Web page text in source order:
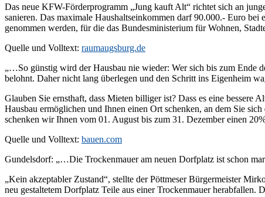
Das neue KFW-Förderprogramm „Jung kauft Alt“ richtet sich an
sanieren. Das maximale Haushaltseinkommen darf 90.000.- Euro
genommen werden, für die das Bundesministerium für Wohnen,
Quelle und Volltext: raumaugsburg.de
„…So günstig wird der Hausbau nie wieder: Wer sich bis zum Ende
belohnt. Daher nicht lang überlegen und den Schritt ins Eigenheim
Glauben Sie ernsthaft, dass Mieten billiger ist? Dass es eine
Hausbau ermöglichen und Ihnen einen Ort schenken, an dem Sie
schenken wir Ihnen vom 01. August bis zum 31. Dezember einen
Quelle und Volltext: bauen.com
Gundelsdorf: „…Die Trockenmauer am neuen Dorfplatz ist schon
„Kein akzeptabler Zustand“, stellte der Pöttmeser Bürgermeister
neu gestaltetem Dorfplatz Teile aus einer Trockenmauer